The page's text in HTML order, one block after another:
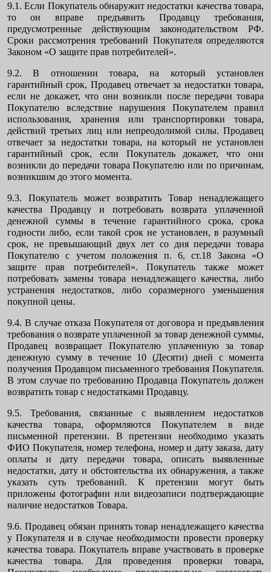
9.1. Если Покупатель обнаружит недостатки качества товара,
то он вправе предъявить Продавцу требования,
предусмотренные действующим законодательством РФ.
Сроки рассмотрения требований Покупателя определяются
Законом «О защите прав потребителей».
9.2. В отношении товара, на который установлен
гарантийный срок, Продавец отвечает за недостатки товара,
если не докажет, что они возникли после передачи товара
Покупателю вследствие нарушения Покупателем правил
использования, хранения или транспортировки товара,
действий третьих лиц или непреодолимой силы. Продавец
отвечает за недостатки товара, на который не установлен
гарантийный срок, если Покупатель докажет, что они
возникли до передачи товара Покупателю или по причинам,
возникшим до этого момента.
9.3. Покупатель может возвратить Товар ненадлежащего
качества Продавцу и потребовать возврата уплаченной
денежной суммы в течение гарантийного срока, срока
годности либо, если такой срок не установлен, в разумный
срок, не превышающий двух лет со дня передачи товара
Покупателю с учетом положения п. 6, ст.18 Закона «О
защите прав потребителей». Покупатель также может
потребовать замены товара ненадлежащего качества, либо
устранения недостатков, либо соразмерного уменьшения
покупной цены.
9.4. В случае отказа Покупателя от договора и предъявления
требования о возврате уплаченной за товар денежной суммы,
Продавец возвращает Покупателю уплаченную за товар
денежную сумму в течение 10 (Десяти) дней с момента
получения Продавцом письменного требования Покупателя.
В этом случае по требованию Продавца Покупатель должен
возвратить товар с недостатками Продавцу.
9.5. Требования, связанные с выявлением недостатков
качества товара, оформляются Покупателем в виде
письменной претензии. В претензии необходимо указать
ФИО Покупателя, номер телефона, номер и дату заказа, дату
оплаты и дату передачи товара, описать выявленные
недостатки, дату и обстоятельства их обнаружения, а также
указать суть требований. К претензии могут быть
приложены фотографии или видеозаписи подтверждающие
наличие недостатков Товара.
9.6. Продавец обязан принять товар ненадлежащего качества
у Покупателя и в случае необходимости провести проверку
качества товара. Покупатель вправе участвовать в проверке
качества товара. Для проведения проверки товара,